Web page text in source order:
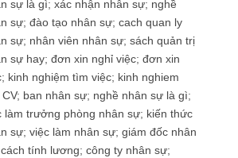
sự là gì; xác nhận nhân sự; nghề
sự; đào tạo nhân sự; cach quan ly
sự; nhân viên nhân sự; sách quản trị
sự hay; đơn xin nghỉ việc; đơn xin
; kinh nghiệm tìm việc; kinh nghiem
; ban nhân sự; nghề nhân sự là gì;
làm trưởng phòng nhân sự; kiến thức
sự; việc làm nhân sự; giám đốc nhân
cách tính lương; công ty nhân sự;